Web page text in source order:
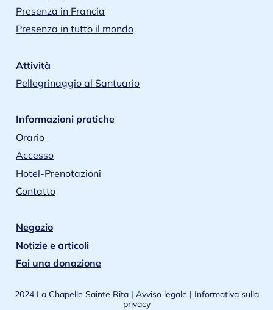
Presenza in Francia
Presenza in tutto il mondo
Attività
Pellegrinaggio al Santuario
Informazioni pratiche
Orario
Accesso
Hotel-Prenotazioni
Contatto
Negozio
Notizie e articoli
Fai una donazione
2024 La Chapelle Sainte Rita | Avviso legale | Informativa sulla
privacy